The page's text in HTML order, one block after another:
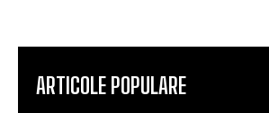
ARTICOLE POPULARE